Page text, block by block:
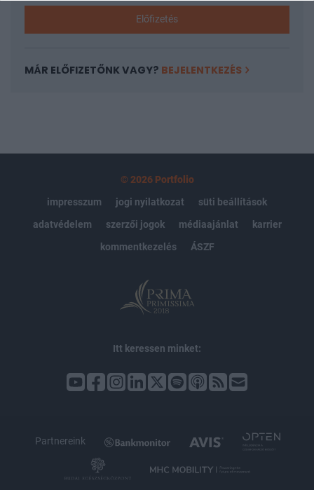
Előfizetés
MÁR ELŐFIZETŐNK VAGY? BEJELENTKEZÉS
© 2026 Portfolio
impresszum
jogi nyilatkozat
süti beállítások
adatvédelem
szerzői jogok médiaajánlat
karrier
kommentkezelés
ÁSZF
Itt keressen minket:
Partnereink